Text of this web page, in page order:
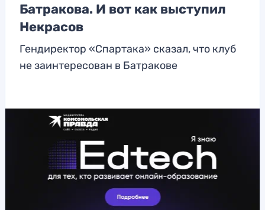
Батракова. И вот как выступил
Некрасов
Гендиректор «Спартака» сказал, что клуб
не заинтересован в Батракове